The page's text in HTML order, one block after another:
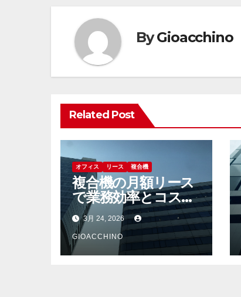
ゲ
ー
シ
ョ
ン
ByGioacchino
Related Post
オフィス リース 複合機
複合機の月額リース
で業務効率とコスト
最適化を実現する新
しい選択肢
3月 24, 2026
GIOACCHINO